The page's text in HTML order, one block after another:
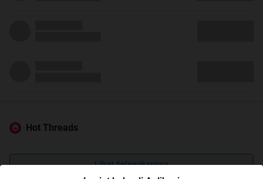
Hot Threads
Lihat Selengkapnya